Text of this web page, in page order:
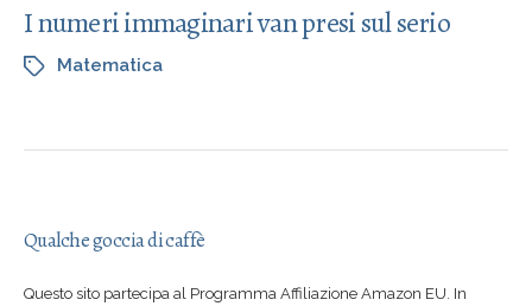
I numeri immaginari van presi sul serio
Matematica
Qualche goccia di caffè
Questo sito partecipa al Programma Affiliazione Amazon EU. In